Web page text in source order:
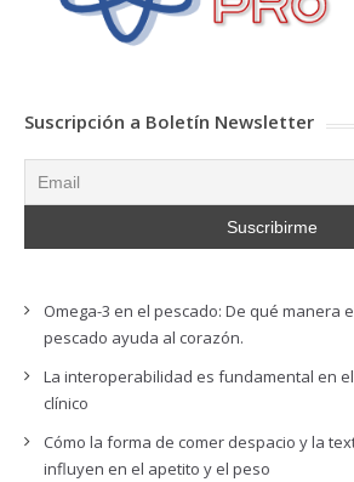
Suscripción a Boletín Newsletter
Omega-3 en el pescado: De qué manera
pescado ayuda al corazón.
La interoperabilidad es fundamental en
clínico
Cómo la forma de comer despacio y la
influyen en el apetito y el peso